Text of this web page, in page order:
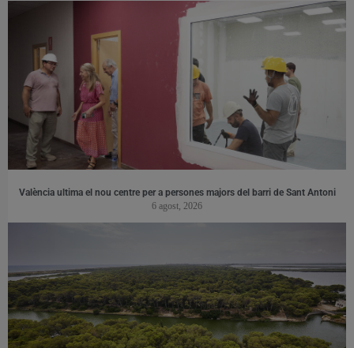
València ultima el nou centre per a persones majors del barri de Sant Antoni
6 agost, 2026